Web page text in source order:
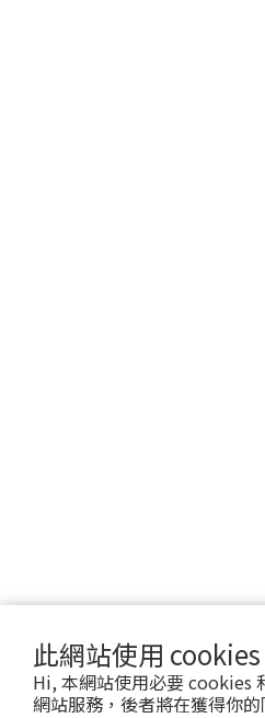
此網站使用 cookies
Hi, 本網站使用必要 cookies
網站服務，後者將在獲得你